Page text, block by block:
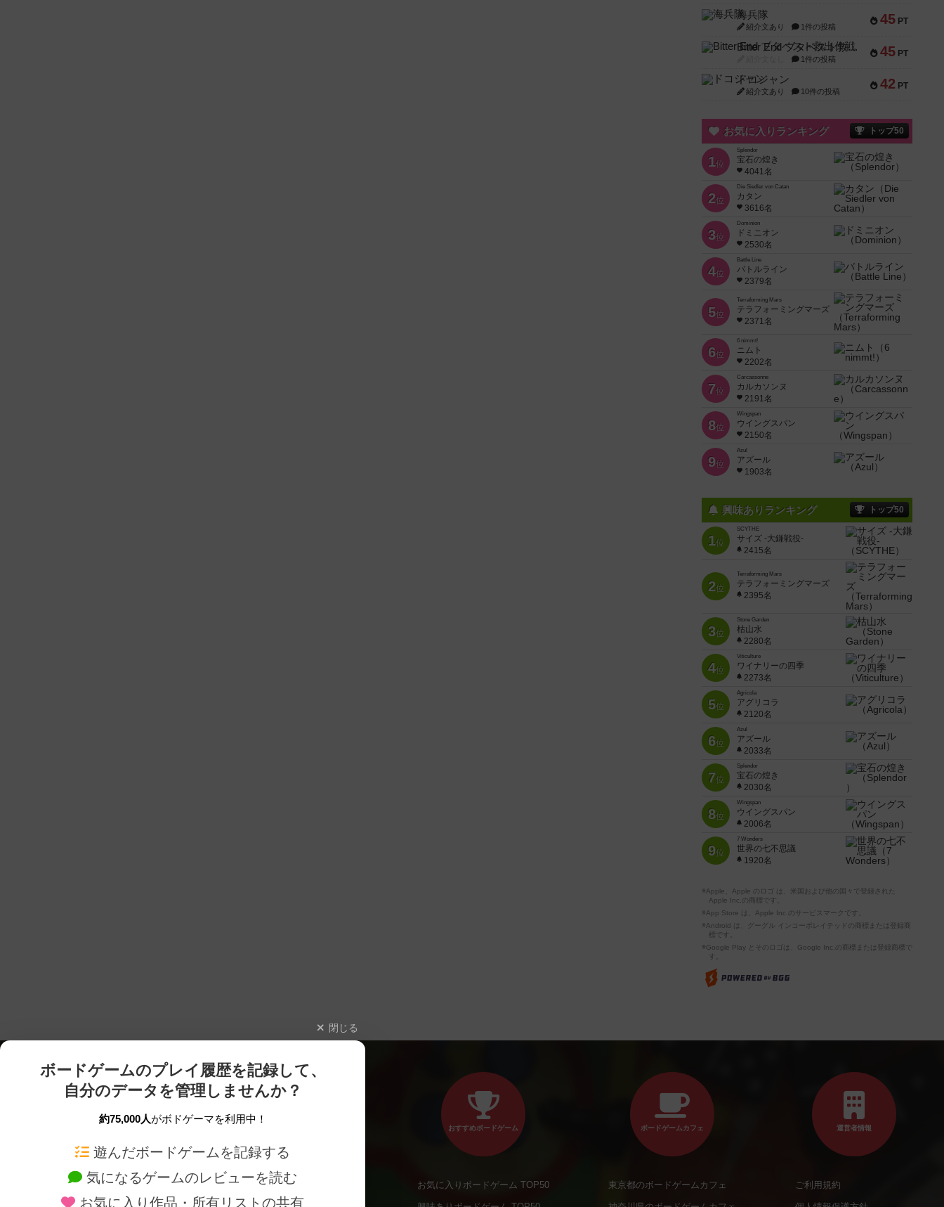
45 PT
海兵隊
紹介文あり 1件の投稿
45 PT
Bitter End ブタペスト救出作戦
1件の投稿
42 PT
ドコジャン
紹介文あり 10件の投稿
お気に入りランキング トップ50
1位
Splendor
宝石の煌き
4041名
2位
Die Siedler von Catan
カタン
3616名
3位
Dominion
ドミニオン
2530名
4位
Battle Line
バトルライン
2379名
5位
Terraforming Mars
テラフォーミングマーズ
2371名
6位
6 nimmt!
ニムト
2202名
7位
Carcassonne
カルカソンヌ
2191名
8位
Wingspan
ウイングスパン
2150名
9位
Azul
アズール
1903名
興味ありランキング トップ50
1位
SCYTHE
サイズ -大鎌戦役-
2415名
2位
Terraforming Mars
テラフォーミングマーズ
2395名
3位
Stone Garden
枯山水
2280名
4位
Viticulture
ワイナリーの四季
2273名
5位
Agricola
アグリコラ
2120名
6位
Azul
アズール
2033名
7位
Splendor
宝石の煌き
2030名
8位
Wingspan
ウイングスパン
2006名
9位
7 Wonders
世界の七不思議
1920名
※Apple、Apple のロゴ は、米国および他の国々で登録された
Apple Inc.の商標です。
※App Store は、Apple Inc.のサービスマークです。
※Android は、グーグル インコーポレイテッドの商標または登録商
標です。
※Google Play とそのロゴは、Google Inc.の商標または登録商標で
す。
閉じる
ボードゲームのプレイ履歴を記録して、
自分のデータを管理しませんか？
約75,000人がボドゲーマを利用中！
遊んだボードゲームを記録する
気になるゲームのレビューを読む
お気に入り作品・所有リストの共有
ボードゲームを検索する 新作・再入荷情報
おすすめボードゲーム
お気に入りボードゲーム TOP50
ボードゲームカフェ
東京都のボードゲームカフェ
運営者情報
ご利用規約